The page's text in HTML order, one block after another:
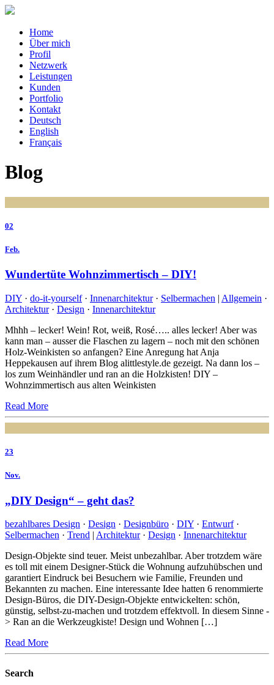
Home
Über mich
Profil
Netzwerk
Leistungen
Kunden
Portfolio
Kontakt
Deutsch
English
Français
Blog
02
Feb.
Wundertüte Wohnzimmertisch – DIY!
DIY · do-it-yourself· Innenarchitektur· Selbermachen | Allgemein ·
Architektur· Design · Innenarchitektur
Mhhh – lecker! Wein! Rot, weiß, Rosé….. alles lecker! Aber was
kann man – ausser die Flaschen zu lagern – noch mit den schönen
Holz-Weinkisten so anfangen? Eine Anregung hat Anja
Heppekausen auf ihrem Blog alittlestyle.de gezeigt. Na dann los –
los zum Weinhändler und ran an die Holzkisten! DIY –
Wohnzimmertisch aus alten Weinkisten
Read More
23
Nov.
„DIY Design“ – geht das?
bezahlbares Design · Design · Designbüro · DIY · Entwurf·
Selbermachen · Trend | Architektur· Design · Innenarchitektur
Design-Objekte sind teuer. Meist unbezahlbar. Aber trotzdem wäre
es toll mit einem Designer-Stück die Wohnung aufzuhübschen und
garantiert Eindruck bei Besuchern wie Familie, Freunden und
Bekannten zu machen. Eine interessante Idee hatten 6 renommierte
Design-Büros, die DIY-Design-Objekte entwickelten: schön,
günstig, selbst-zu-machen und trotzdem effektvoll. In diesem Sinne -
> Ran an die Werkzeugkiste! Design und Wohnen […]
Read More
Search